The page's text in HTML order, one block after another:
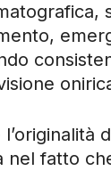
nel fatto